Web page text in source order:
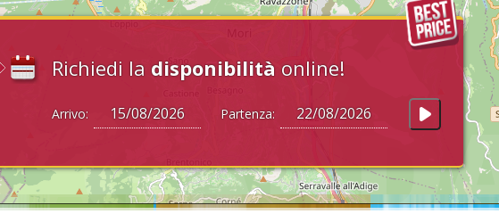
Richiedi la disponibilità online!
Arrivo: Partenza: